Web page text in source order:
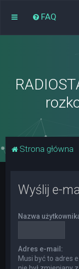
FAQ
Strona główna
Wyślij e-
Nazwa
Adres e-mail:
Musi być to adres